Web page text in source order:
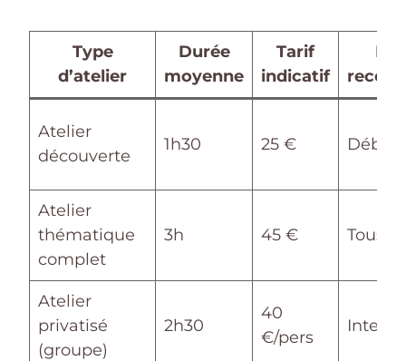
Type
d’atelier
Durée
moyenne
Tarif
indicatif
Atelier
découverte
1h30 25 €
Atelier
thématique
complet
3h 45 € Tous
Atelier
privatisé
(groupe)
2h30
40
€/pers